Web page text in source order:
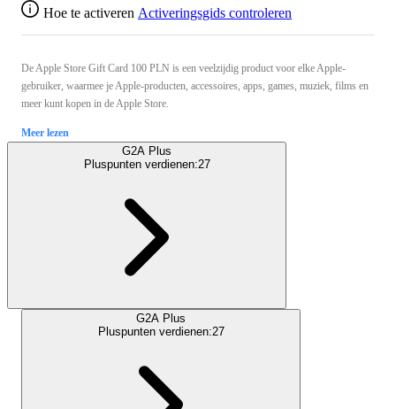
Hoe te activeren Activeringsgids controleren
De Apple Store Gift Card 100 PLN is een veelzijdig product voor elke Apple-
gebruiker, waarmee je Apple-producten, accessoires, apps, games, muziek, films en
meer kunt kopen in de Apple Store.
Meer lezen
G2A Plus
Pluspunten verdienen:27
G2A Plus
Pluspunten verdienen:27